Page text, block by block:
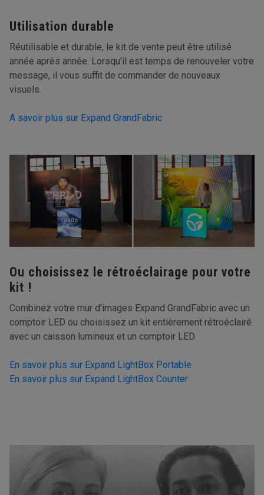
Utilisation durable
Réutilisable et durable, le kit de vente peut être utilisé
année après année. Lorsqu’il est temps de renouveler votre
message, il vous suffit de commander de nouveaux
visuels.
A savoir plus sur Expand GrandFabric
Ou choisissez le rétroéclairage pour votre
kit !
Combinez votre mur d’images Expand GrandFabric avec un
comptoir LED ou choisissez un kit entièrement rétroéclairé
avec un caisson lumineux et un comptoir LED.
En savoir plus sur Expand LightBox Portable
En savoir plus sur Expand LightBox Counter